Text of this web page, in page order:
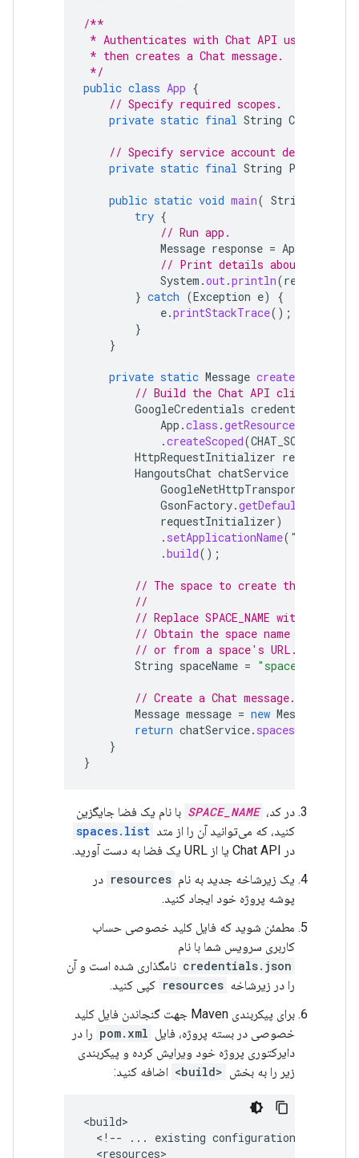
/**
* Authenticates with Chat API using
* then creates a Chat message.
*/
public class App {
// Specify required scopes.
private static final String CHAT_SCOPE
// Specify service account details.
private static final String
public static void main( String
try {
// Run app.
Message response = App
// Print details about the
System .out.println(response
} catch (Exception e)
{
e.printStackTrace();
}
}
private static Message
// Build the Chat API client and
GoogleCredentials credentials
App .class .getResourceAsStream
.createScoped(CHAT_SCOPE
HttpRequestInitializer
HangoutsChat chatService
GoogleNetHttpTransport
GsonFactory.getDefaultInstance
requestInitializer)
. setApplicationName( "auth-
.build();
// The space to create the
//
// Replace SPACE_NAME with a space
// Obtain the space name from the
// or from a space's URL.
String spaceName = "spaces/
// Create a Chat message.
Message message = new Message
return chatService. spaces
}
}
در کد، SPACE_NAME با نام یک فضا جایگزین
کنید، که می‌توانید آن را از متد spaces.list
در Chat API یا از URL یک فضا به دست آورید.
یک زیرشاخه جدید به نام resources در
پوشه پروژه خود ایجاد کنید.
مطمئن شوید که فایل کلید خصوصی حساب
کاربری سرویس شما با نام
credentials.json نامگذاری شده است و آن
را در زیرشاخه resources کپی کنید.
برای پیکربندی Maven جهت گنجاندن فایل کلید
خصوصی در بسته پروژه، فایل pom.xml را در
دایرکتوری پروژه خود ویرایش کرده و پیکربندی
زیر را به بخش <build> اضافه کنید:
<!--
... existing configurations